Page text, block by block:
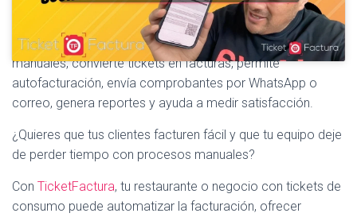
TicketFactura está diseñado para facilitar la vida del
restaurante y del cliente final: automatiza procesos
manuales, convierte tickets en facturas, permite
autofacturación, envía comprobantes por WhatsApp o
correo, genera reportes y ayuda a medir satisfacción.
¿Quieres que tus clientes facturen fácil y que tu equipo deje
de perder tiempo con procesos manuales?
Con TicketFactura, tu restaurante o negocio con tickets de
consumo puede automatizar la facturación, ofrecer